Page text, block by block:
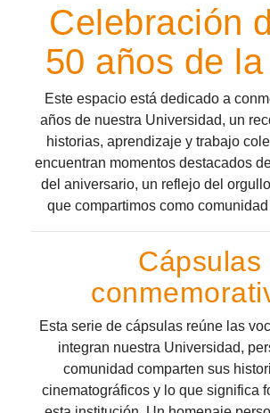
Celebración
50 años de
Este espacio está dedicado a
años de nuestra Universidad, un
historias, aprendizaje y trabajo
encuentran momentos destacados
del aniversario, un reflejo del
que compartimos como
Cápsulas
Esta serie de cápsulas reúne las
integran nuestra Universidad,
comunidad comparten sus
cinematográficos y lo que significa